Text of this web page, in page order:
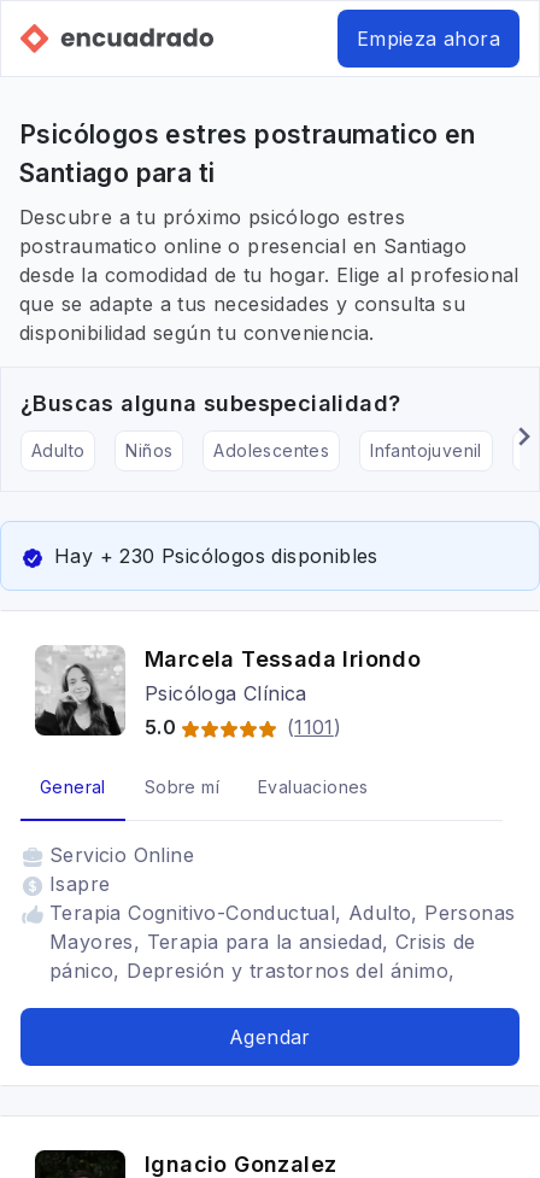
Empieza ahora
Psicólogos estres postraumatico en
Santiago para ti
Descubre a tu próximo psicólogo estres
postraumatico online o presencial en Santiago
desde la comodidad de tu hogar. Elige al profesional
que se adapte a tus necesidades y consulta su
disponibilidad según tu conveniencia.
¿Buscas alguna subespecialidad?
Adulto Niños Adolescentes Infantojuvenil
Hay + 230 Psicólogos disponibles
Marcela Tessada Iriondo
Psicóloga Clínica
5.0
(1101 )
General Sobre mí Evaluaciones
Servicio Online
Isapre
Terapia Cognitivo-Conductual, Adulto, Personas
Mayores, Terapia para la ansiedad, Crisis de
pánico, Depresión y trastornos del ánimo,
Autoestima, Límites, Duelo, Duelo migratorio,
postraumático (TEPT), Habilidades sociales
Agendar
Ignacio Gonzalez